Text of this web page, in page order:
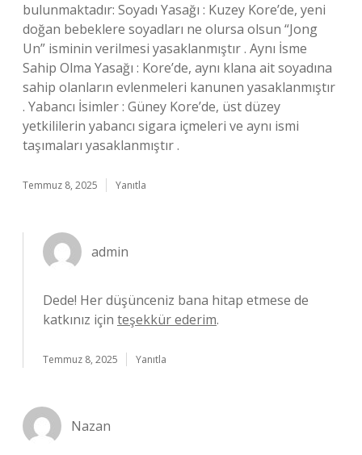
bulunmaktadır: Soyadı Yasağı : Kuzey Kore’de, yeni
doğan bebeklere soyadları ne olursa olsun “Jong
Un” isminin verilmesi yasaklanmıştır . Aynı İsme
Sahip Olma Yasağı : Kore’de, aynı klana ait soyadına
sahip olanların evlenmeleri kanunen yasaklanmıştır
. Yabancı İsimler : Güney Kore’de, üst düzey
yetkililerin yabancı sigara içmeleri ve aynı ismi
taşımaları yasaklanmıştır .
Temmuz 8, 2025 Yanıtla
admin
Dede! Her düşünceniz bana hitap etmese de
katkınız için teşekkür ederim.
Temmuz 8, 2025 Yanıtla
Nazan